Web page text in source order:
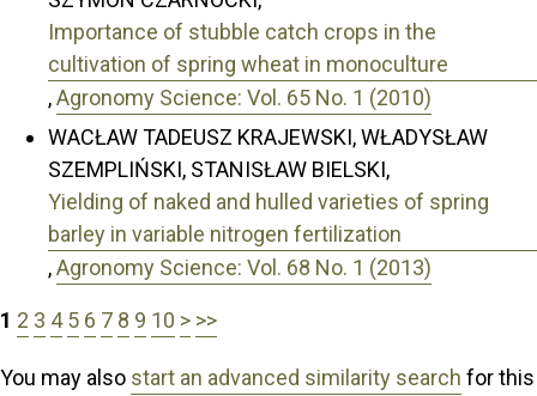
Importance of stubble catch crops in the
cultivation of spring wheat in monoculture
,Agronomy Science: Vol. 65 No. 1 (2010)
WACŁAW TADEUSZ KRAJEWSKI, WŁADYSŁAW
SZEMPLIŃSKI, STANISŁAW BIELSKI,
Yielding of naked and hulled varieties of spring
barley in variable nitrogen fertilization
,Agronomy Science: Vol. 68 No. 1 (2013)
1 2 3 4 5 6 7 8 9 10 > >>
You may also start an advanced similarity search for this